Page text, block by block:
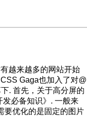
越来越多的网站开始
Gaga也加入了对@
. 首先，关于高分屏的
必备知识》. 一般来
要优化的是固定的图片